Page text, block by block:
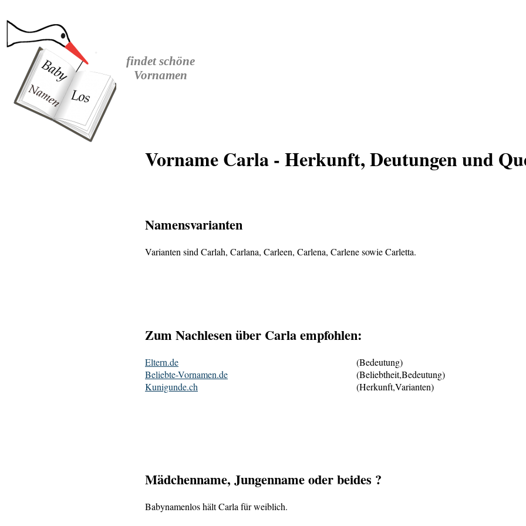
findetschöne
Vornamen
Vorname Carla - Herkunft, Deutungen und
Namensvarianten
Varianten sind Carlah, Carlana, Carleen, Carlena, Carlene sowie Carletta.
Zum Nachlesen über Carla empfohlen:
Eltern.de
(Bedeutung)
Beliebte-Vornamen.de
(Beliebtheit,Bedeutung)
Kunigunde.ch
(Herkunft,Varianten)
Mädchenname, Jungenname oder beides ?
Babynamenlos hält Carla für weiblich.